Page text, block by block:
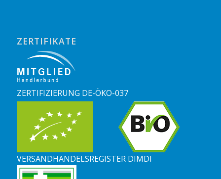
ZERTIFIKATE
ZERTIFIZIERUNG DE-ÖKO-037
VERSANDHANDELSREGISTER DIMDI